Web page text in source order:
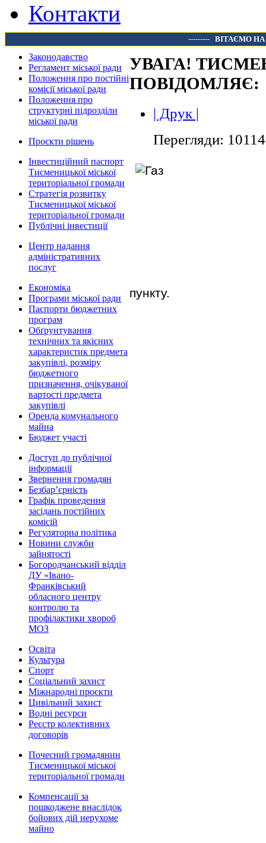
Контакти
--------- ВІТАЄМО
Законодавство
Регламент міської ради
Положення про постійні
комісії міської ради
Положення про
структурні підрозділи
міської ради
Проєкти рішень
Інвестиційний паспорт
Тисменицької міської
територіальної громади
Стратегія розвитку
Тисменицької міської
територіальної громади
Публічні інвестиції
Центр надання
адміністративних
послуг
Економіка
Програми міської ради
Паспорти бюджетних
програм
Обґрунтування
технічних та якісних
характеристик предмета
закупівлі, розміру
бюджетного
призначення, очікуваної
вартості предмета
закупівлі
Оренда комунального
майна
Бюджет участі
Доступ до публічної
інформації
Звернення громадян
Безбар’єрність
Графік проведення
засідань постійних
комісій
Регуляторна політика
Новини служби
зайнятості
Богородчанський відділ
ДУ «Івано-
Франківський
обласного центру
контролю та
профілактики хвороб
МОЗ
Освіта
Культура
Спорт
Соціальний захист
Міжнародні проєкти
Цивільний захист
Водні ресурси
Реєстр колективних
договорів
Почесний громадянин
Тисменицької міської
територіальної громади
Компенсації за
пошкоджене внаслідок
бойових дій нерухоме
майно
УВАГА!
ПОВІДОМЛЯЄ:
| Друк |
Перегляди: 10114
пункту.